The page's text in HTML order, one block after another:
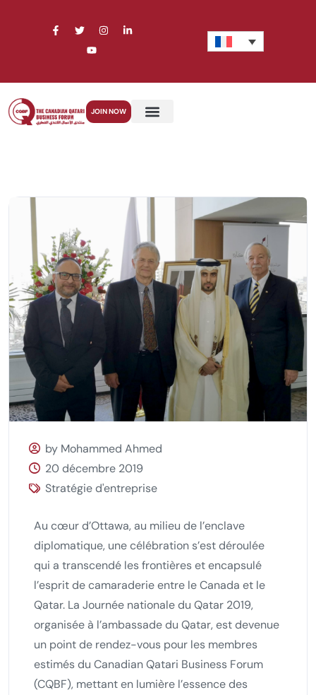
JOIN NOW
by Mohammed Ahmed
20 décembre 2019
Stratégie d'entreprise
Au cœur d’Ottawa, au milieu de l’enclave
diplomatique, une célébration s’est déroulée
qui a transcendé les frontières et encapsulé
l’esprit de camaraderie entre le Canada et le
Qatar. La Journée nationale du Qatar 2019,
organisée à l’ambassade du Qatar, est devenue
un point de rendez-vous pour les membres
estimés du Canadian Qatari Business Forum
(CQBF), mettant en lumière l’essence des